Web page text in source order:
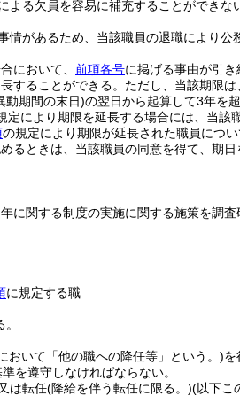
る欠員を容易に補充することができな
があるため、当該職員の退職により公
において、 前項各号に掲げる事由が引
することができる。 ただし、当該期限
動期間の末日)の翌日から起算して3年を
定により期限を延長する場合には、当該
の規定により期限が延長された職員につい
るときは、当該職員の同意を得て、期
に関する制度の実施に関する施策を調
に規定する職
おいて「他の職への降任等」という。)を
を遵守しなければならない。
は転任(降給を伴う転任に限る。)(以下こ